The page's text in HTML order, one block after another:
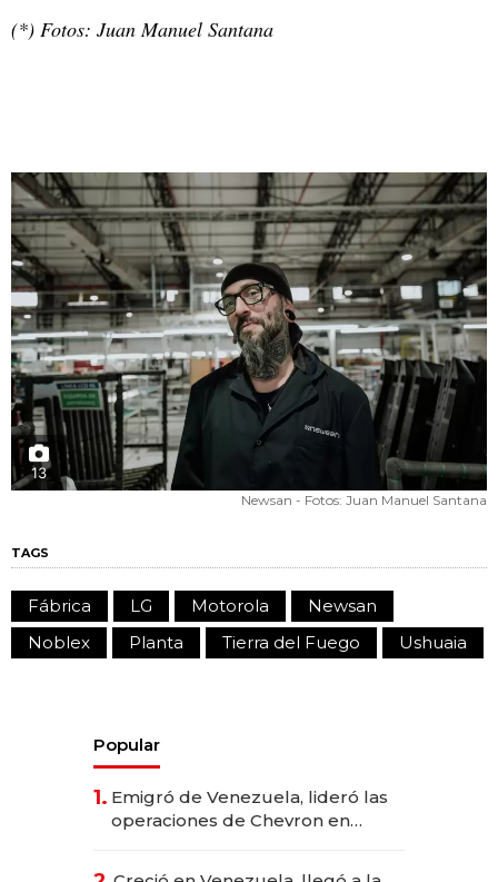
(*) Fotos: Juan Manuel Santana
13
Newsan - Fotos: Juan Manuel Santana
TAGS
Fábrica LG Motorola
Newsan
Noblex
Planta Tierra del Fuego Ushuaia
Popular
1. Emigró de Venezuela, lideró las
operaciones de Chevron en